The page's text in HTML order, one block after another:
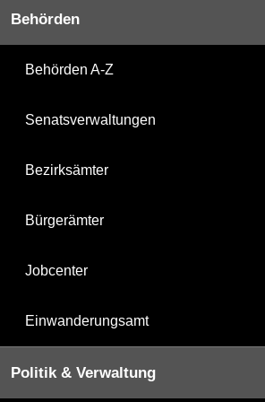
Behörden
Behörden A-Z
Senatsverwaltungen
Bezirksämter
Bürgerämter
Jobcenter
Einwanderungsamt
Politik & Verwaltung